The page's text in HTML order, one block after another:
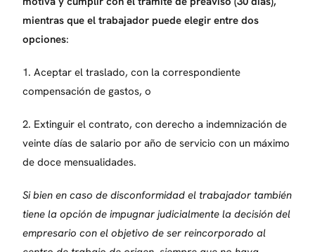
mientras que el trabajador puede elegir entre dos
opciones:
1. Aceptar el traslado, con la correspondiente
compensación de gastos, o
2. Extinguir el contrato, con derecho a indemnización de
veinte días de salario por año de servicio con un máximo
de doce mensualidades.
Si bien en caso de disconformidad el trabajador también
tiene la opción de impugnar judicialmente la decisión del
empresario con el objetivo de ser reincorporado al